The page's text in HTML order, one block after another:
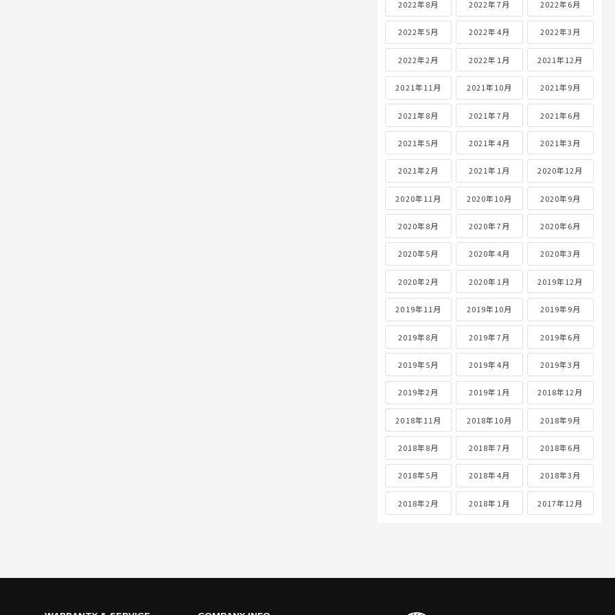
2022年8月 2022年7月 2022年6月
2022年5月 2022年4月 2022年3月
2022年2月 2022年1月 2021年12月
2021年11月 2021年10月 2021年9月
2021年8月 2021年7月 2021年6月
2021年5月 2021年4月 2021年3月
2021年2月 2021年1月 2020年12月
2020年11月 2020年10月 2020年9月
2020年8月 2020年7月 2020年6月
2020年5月 2020年4月 2020年3月
2020年2月 2020年1月 2019年12月
2019年11月 2019年10月 2019年9月
2019年8月 2019年7月 2019年6月
2019年5月 2019年4月 2019年3月
2019年2月 2019年1月 2018年12月
2018年11月 2018年10月 2018年9月
2018年8月 2018年7月 2018年6月
2018年5月 2018年4月 2018年3月
2018年2月 2018年1月 2017年12月